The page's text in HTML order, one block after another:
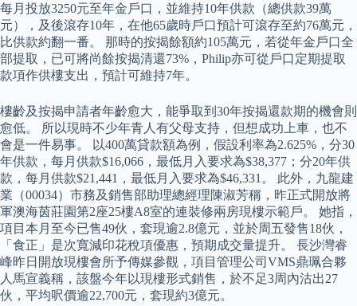
每月投放3250元至年金戶口，並維持10年供款（總供款39萬
元），及後滾存10年，在他65歲時戶口預計可滾存至約76萬元，
比供款約翻一番。 那時的按揭餘額約105萬元，若從年金戶口全
部提取，已可將尚餘按揭清還73%，Philip亦可從戶口定期提取
款項作供樓支出，預計可維持7年。
樓齡及按揭申請者年齡愈大，能爭取到30年按揭還款期的機會則
愈低。 所以現時不少年青人有父母支持，但想成功上車，也不
會是一件易事。 以400萬貸款額為例，假設利率為2.625%，分30
年供款，每月供款$16,066，最低月入要求為$38,377；分20年供
款，每月供款$21,441，最低月入要求為$46,331。 此外，九龍建
業（00034）市務及銷售部助理總經理陳淑芳稱，昨正式開放將
軍澳海茵莊園第2座25樓A8室的連裝修兩房現樓示範戶。 她指，
項目本月至今已售49伙，套現逾2.8億元，並於周五發售18伙，
「食正」是次寬減印花稅項優惠，預期成交量提升。 長沙灣睿
峰昨日開放現樓會所予傳媒參觀，項目管理公司VMS鼎珮合夥
人馬宣義稱，該盤今年以現樓形式銷售，於不足3周內沽出27
伙，平均呎價逾22,700元，套現約3億元。